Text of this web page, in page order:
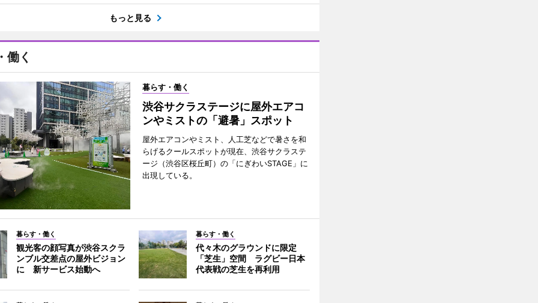
もっと見る
働く
暮らす・働く
渋谷サクラステージに屋外エアコ
ンやミストの「避暑」スポット
屋外エアコンやミスト、人工芝などで暑さを和
らげるクールスポットが現在、渋谷サクラステ
ージ（渋谷区桜丘町）の「にぎわいSTAGE」に
出現している。
暮らす・働く
観光客の顔写真が渋谷スクラ
ンブル交差点の屋外ビジョン
に 新サービス始動へ
暮らす・働く
代々木のグラウンドに限定
「芝生」空間 ラグビー日本
代表戦の芝生を再利用